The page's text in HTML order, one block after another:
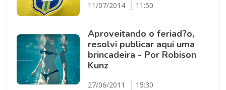
11/07/2014 11:50
Aproveitando o feriad?o,
resolvi publicar aqui uma
brincadeira - Por Robison
Kunz
27/06/2011 15:30